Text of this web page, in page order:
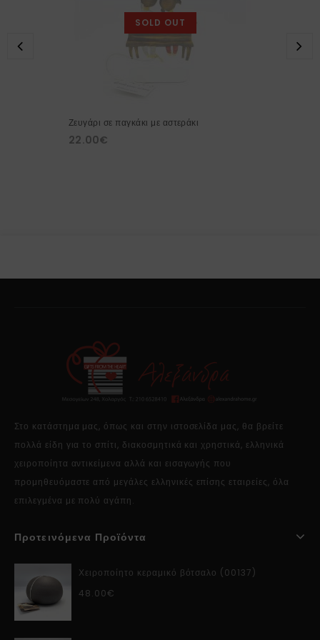
SOLD OUT
Ζευγάρι σε παγκάκι με αστεράκι
22.00€
Στο κατάστημα μας, όπως και στην ιστοσελίδα μας, θα βρείτε
πολλά είδη για το σπίτι, διακοσμητικά και χρηστικά, ελληνικά
χειροποίητα αντικείμενα αλλά και εισαγωγής που
προμηθευόμαστε από μεγάλες ελληνικές επίσης εταιρείες, όλα
επιλεγμένα με πολύ αγάπη.
Προτεινόμενα Προϊόντα
Χειροποίητο κεραμικό βότσαλο (00137)
48.00€